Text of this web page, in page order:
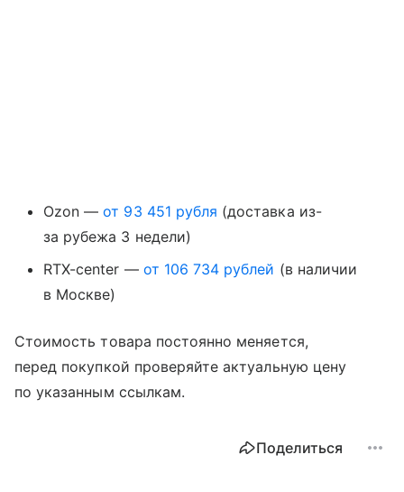
Ozon —от 93 451 рубля (доставка из-
за рубежа 3 недели)
RTX-center — от 106 734 рублей (в наличии
в Москве)
Стоимость товара постоянно меняется,
перед покупкой проверяйте актуальную цену
по указанным ссылкам.
Поделиться